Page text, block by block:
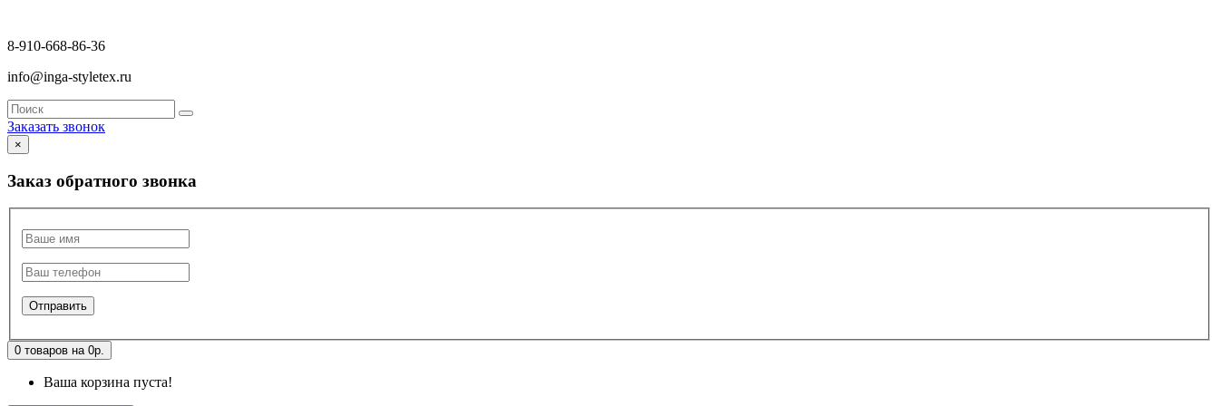
8-910-668-86-36
info@inga-styletex.ru
Заказать звонок
×
Заказ обратного звонка
0 товаров на 0р.
Ваша корзина пуста!